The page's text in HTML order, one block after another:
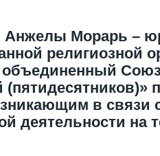
Анжелы Морарь –
религиозной
объединенный
в связи
деятельности на